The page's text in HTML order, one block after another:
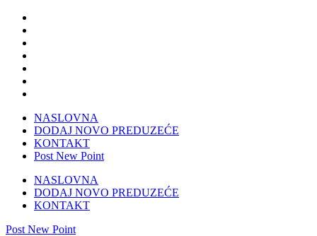
NASLOVNA
DODAJ NOVO PREDUZEĆE
KONTAKT
Post New Point
NASLOVNA
DODAJ NOVO PREDUZEĆE
KONTAKT
Post New Point